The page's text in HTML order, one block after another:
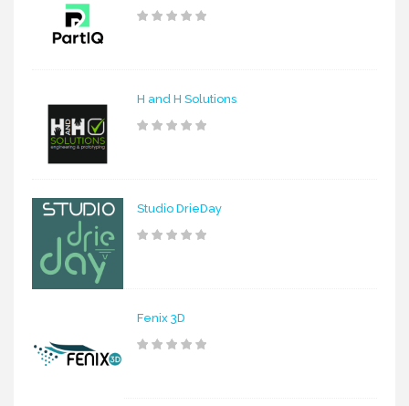
H and H Solutions
Studio DrieDay
Fenix 3D